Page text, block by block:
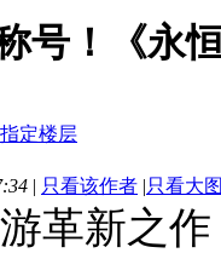
号！《永
| 只看该作者 |只看大
革新之